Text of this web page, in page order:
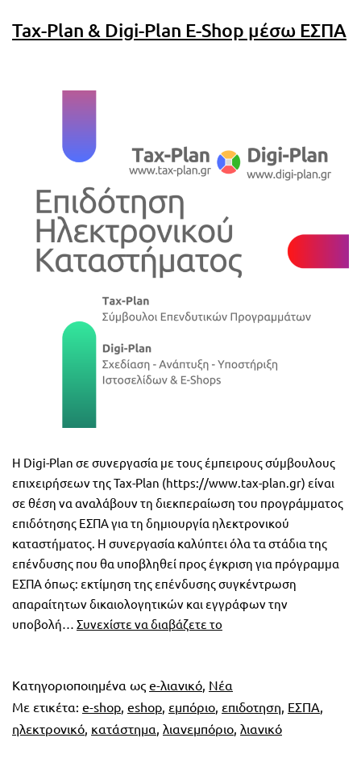
Tax-Plan & Digi-Plan E-Shop μέσω ΕΣΠΑ
Η Digi-Plan σε συνεργασία με τους έμπειρους σύμβουλους
επιχειρήσεων της Tax-Plan (https://www.tax-plan.gr) είναι
σε θέση να αναλάβουν τη διεκπεραίωση του προγράμματος
επιδότησης ΕΣΠΑ για τη δημιουργία ηλεκτρονικού
καταστήματος. Η συνεργασία καλύπτει όλα τα στάδια της
επένδυσης που θα υποβληθεί προς έγκριση για πρόγραμμα
ΕΣΠΑ όπως: εκτίμηση της επένδυσης συγκέντρωση
απαραίτητων δικαιολογητικών και εγγράφων την
υποβολή… Συνεχίστε να διαβάζετε το
Digi-
Plan
E-
Κατηγοριοποιημένα ως e-λιανικό, Νέα
Με ετικέτα: e-shop, eshop, εμπόριο, επιδοτηση, ΕΣΠΑ,
ηλεκτρονικό, κατάστημα, λιανεμπόριο, λιανικό